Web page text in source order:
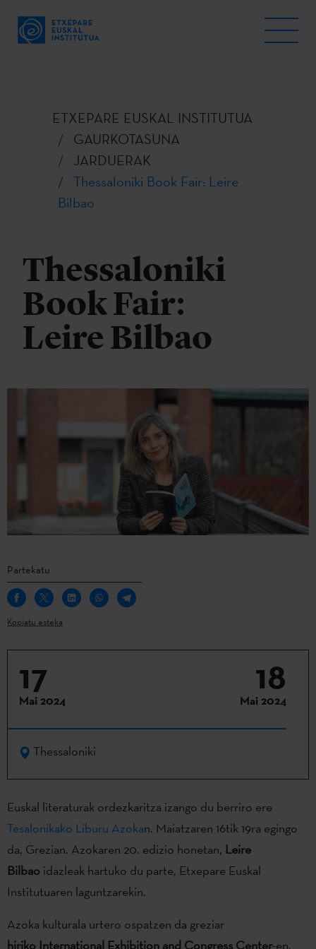
ETXEPARE EUSKAL INSTITUTUA
GAURKOTASUNA
JARDUERAK
Thessaloniki Book Fair: Leire
Bilbao
Thessaloniki
Book Fair:
Leire Bilbao
Partekatu
Kopiatu esteka
17
Mai 2024
18
Mai 2024
Thessaloniki
Euskal literaturak ordezkaritza izango du berriro ere
Tesalonikako Liburu Azokan. Maiatzaren 16tik 19ra egingo
da, Grezian. Azokaren 20. edizio honetan, Leire
Bilbao idazleak hartuko du parte, Etxepare Euskal
Institutuaren laguntzarekin.
Azoka kulturala urtero ospatzen da greziar
hiriko International Exhibition and Congress Center-en,